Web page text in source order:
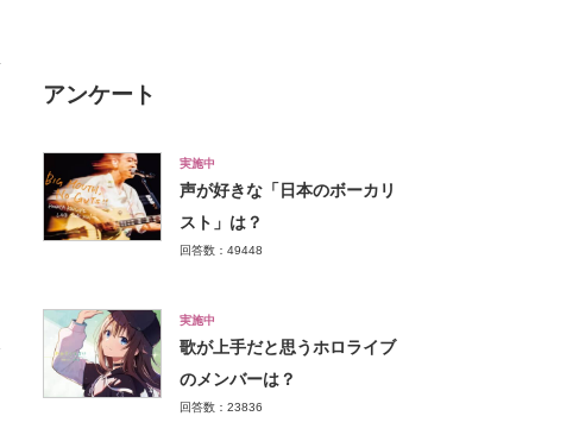
アンケート
実施中
声が好きな「日本のボーカリ
スト」は？
回答数：49448
実施中
歌が上手だと思うホロライブ
のメンバーは？
回答数：23836